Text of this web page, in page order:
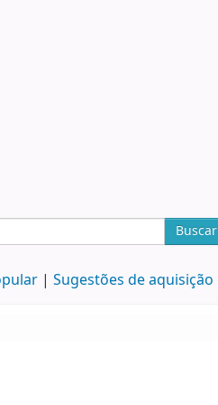
Buscar
Sugestões de aquisição